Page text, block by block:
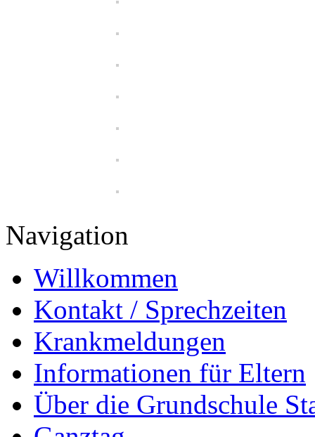
Navigation
Willkommen
Kontakt / Sprechzeiten
Krankmeldungen
Informationen für Eltern
Über die Grundschule